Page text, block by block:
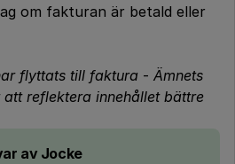
om fakturan är betald eller
flyttats till faktura - Ämnets
reflektera innehållet bättre
av Jocke